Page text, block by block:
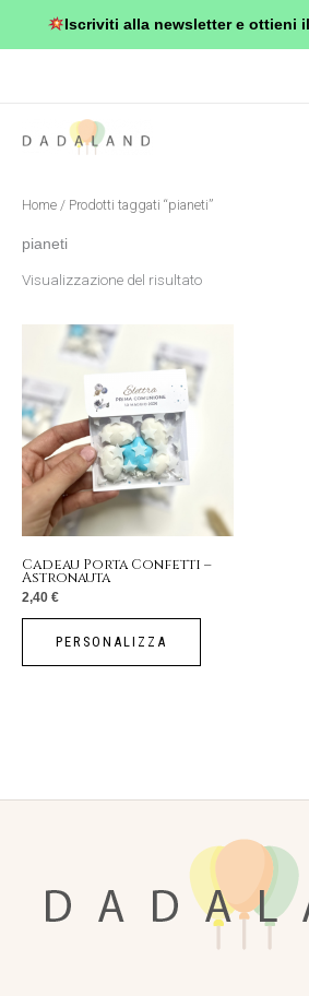
Iscriviti alla newsletter e ottieni
Home / Prodotti taggati “pianeti”
pianeti
Visualizzazione del risultato
Cadeau Porta Confetti –
Astronauta
2,40 €
PERSONALIZZA